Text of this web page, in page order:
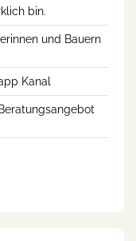
bin.
und Bauern
Kanal